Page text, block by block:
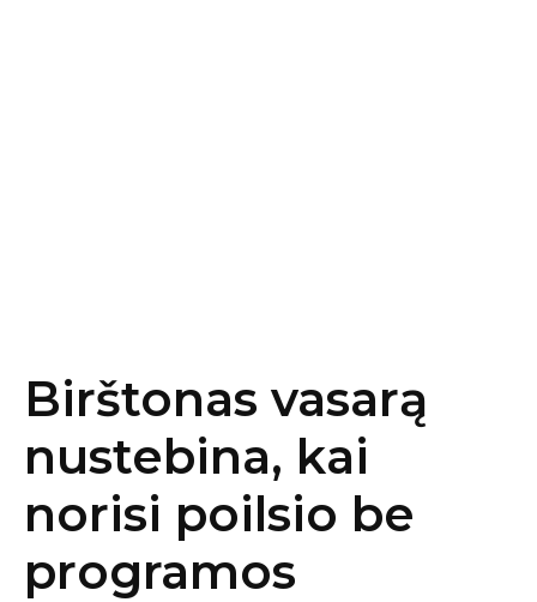
Birštonas vasarą
nustebina, kai
norisi poilsio be
programos